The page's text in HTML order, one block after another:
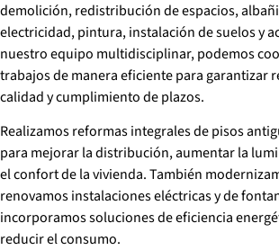
demolición, redistribución de espacios,
electricidad, pintura, instalación de suelos y
nuestro equipo multidisciplinar, podemos
trabajos de manera eficiente para garantizar
calidad y cumplimiento de plazos.
Realizamos reformas integrales de pisos
para mejorar la distribución, aumentar la
el confort de la vivienda. También
renovamos instalaciones eléctricas y de
incorporamos soluciones de eficiencia
reducir el consumo.